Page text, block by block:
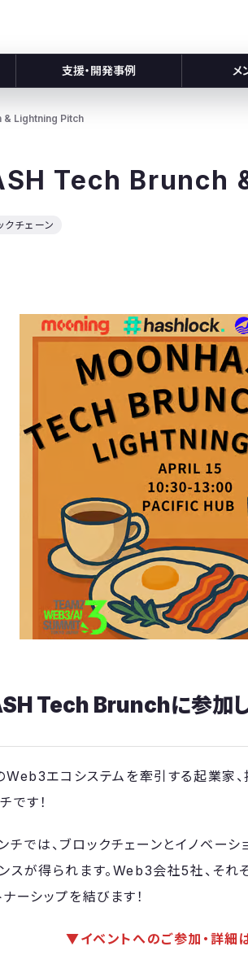
支援・開発事例 メ
& Lightning Pitch
Tech
クチェーン
Tech Brunchに参加し
Web3エコシステムを牽引する起業家
です！
チでは、ブロックチェーンとイノベー
スが得られます。Web3会社5社、そ
ーシップを結びます！
▼イベントへのご参加・詳細は